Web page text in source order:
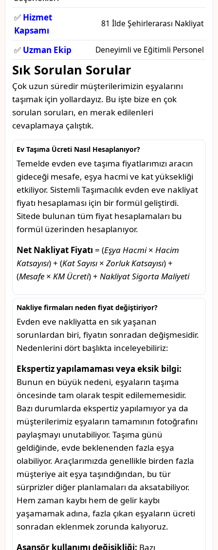
✅ Hizmet
Kapsamı
81 İlde Şehirlerarası Nakliyat
✅ Uzman Ekip Deneyimli ve Eğitimli Personel
Sık Sorulan Sorular
Çok uzun süredir müşterilerimizin eşyalarını
taşımak için yollardayız. Bu işte bize en çok
sorulan soruları, en merak edilenleri
cevaplamaya çalıştık.
Ev Taşıma Ücreti Nasıl Hesaplanıyor?
Temelde evden eve taşıma fiyatlarımızı aracın
gideceği mesafe, eşya hacmi ve kat yüksekliği
etkiliyor. Sistemli Taşımacılık evden eve nakliyat
fiyatı hesaplaması için bir formül geliştirdi.
Sitede bulunan tüm fiyat hesaplamaları bu
formül üzerinden hesaplanıyor.
Net Nakliyat Fiyatı = (Eşya Hacmi× Hacim
Katsayısı) + (Kat Sayısı × Zorluk Katsayısı) +
(Mesafe × KM Ücreti) + Nakliyat Sigorta Maliyeti
Nakliye firmaları neden fiyat değiştiriyor?
Evden eve nakliyatta en sık yaşanan
sorunlardan biri, fiyatın sonradan değişmesidir.
Nedenlerini dört başlıkta inceleyebiliriz:
Ekspertiz yapılamaması veya eksik bilgi:
Bunun en büyük nedeni, eşyaların taşıma
öncesinde tam olarak tespit edilememesidir.
Bazı durumlarda ekspertiz yapılamıyor ya da
müşterilerimiz eşyaların tamamının fotoğrafını
paylaşmayı unutabiliyor. Taşıma günü
geldiğinde, evde beklenenden fazla eşya
olabiliyor. Araçlarımızda genellikle birden fazla
müşteriye ait eşya taşındığından, bu tür
sürprizler diğer planlamaları da aksatabiliyor.
Hem zaman kaybı hem de gelir kaybı
yaşamamak adına, fazla çıkan eşyaların ücreti
sonradan eklenmek zorunda kalıyoruz.
Asansör kullanımı değişikliği: Bazı